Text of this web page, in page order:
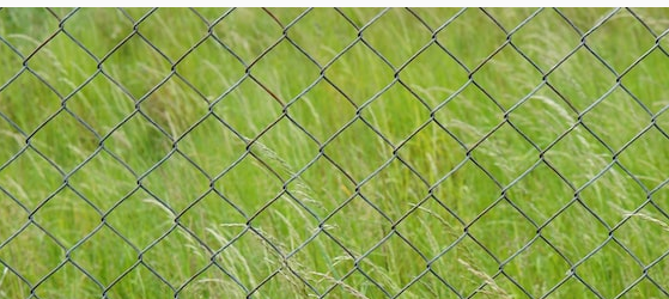
A plataforma criativa para você direcionar
seu melhor trabalho. Mais de 1 milhão de
assinantes entre criativos, empresas,
agências e estúdios.
Português
Produtos
Spaces
Assistente de IA
Gerador de
imagens
Gerador de vídeos
Começar
Academy
Documentação
Atendimento
Termos e
condições